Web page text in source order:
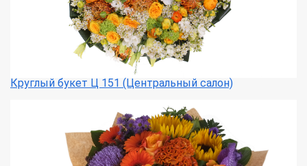
Круглый букет Ц 151 (Центральный салон)